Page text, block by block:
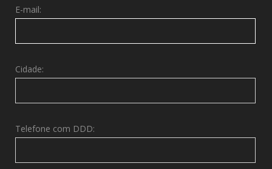
E-mail:
Cidade:
Telefone com DDD: